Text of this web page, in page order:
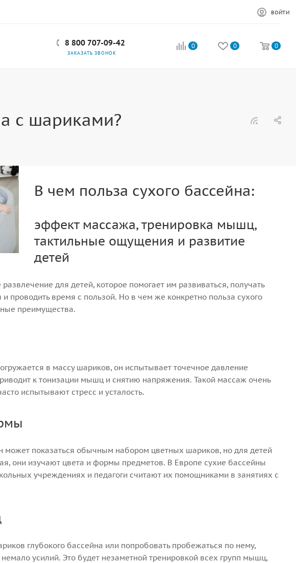
ВОЙТИ
8 800 707-09-42
ЗАКАЗАТЬ ЗВОНОК
0 0 0
с шариками?
В чем польза сухого бассейна:
эффект массажа, тренировка мышц,
тактильные ощущения и развитие
детей
для детей, которое помогает им развиваться, получать
проводить время с пользой. Но в чем же конкретно польза сухого
преимущества.
в массу шариков, он испытывает точечное давление
к тонизации мышц и снятию напряжения. Такой массаж очень
испытывают стресс и усталость.
может показаться обычным набором цветных шариков, но для детей
они изучают цвета и формы предметов. В Европе сухие бассейны
учреждениях и педагоги считают их помощниками в занятиях с
глубокого бассейна или попробовать пробежаться по нему,
усилий. Это будет незаметной тренировкой всех групп мышц,